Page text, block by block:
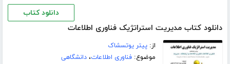
دانلود کتاب
دانلود کتاب مدیریت استراتژیک فناوری اطلاعات
از:پیتر یوتسشاک
موضوع:فناوری اطلاعات،دانشگاهی